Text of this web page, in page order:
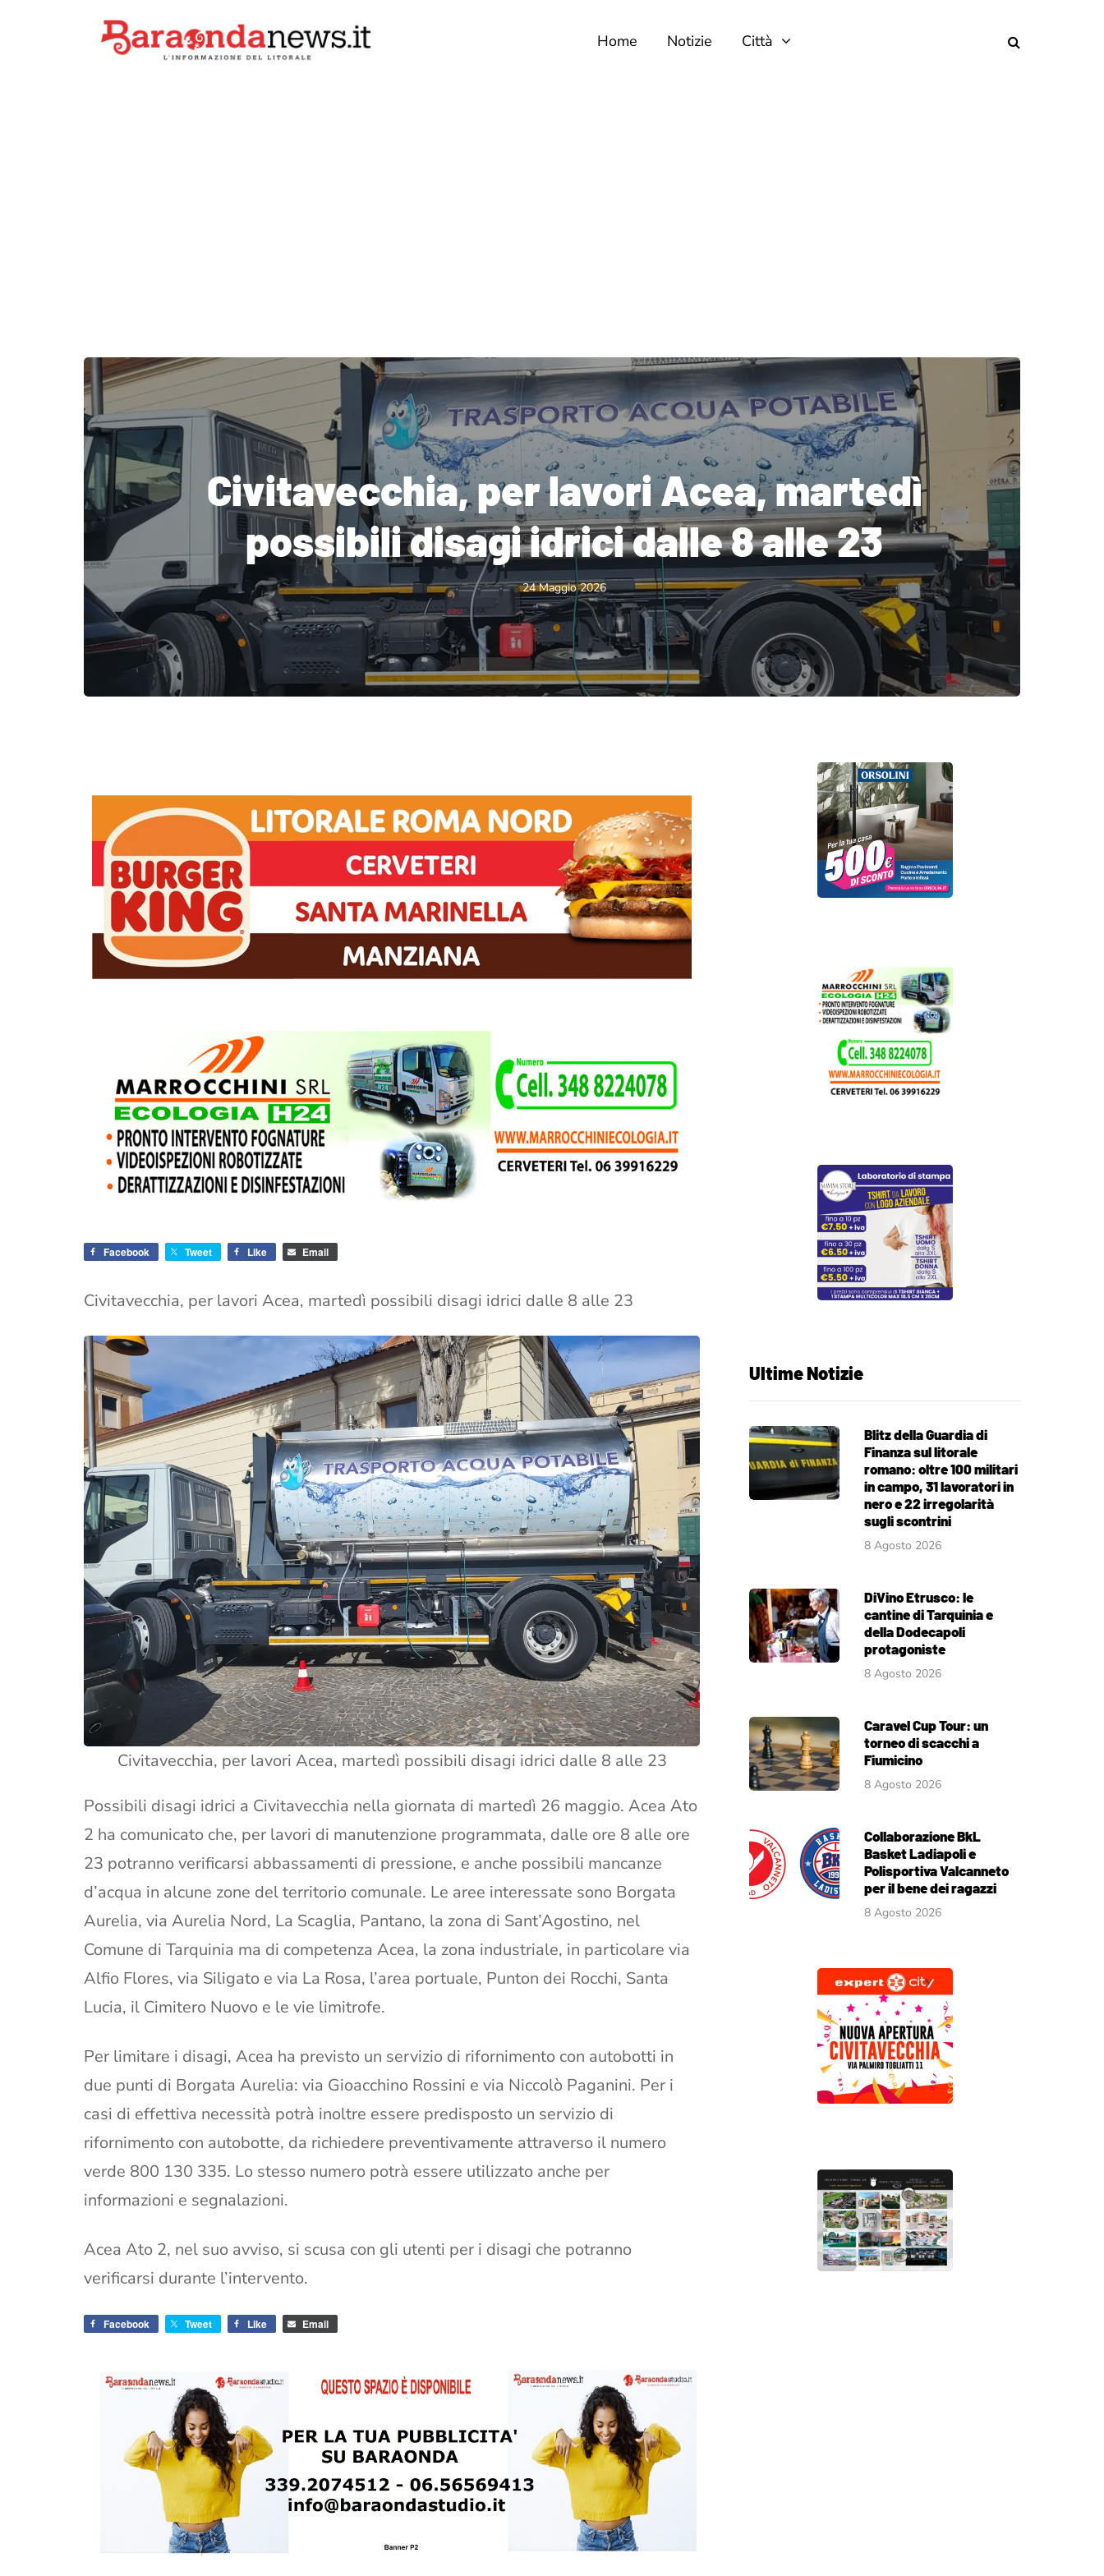
Home Notizie Città
Civitavecchia, per lavori Acea, martedì
possibili disagi idrici dalle 8 alle 23
24 Maggio 2026
Facebook Tweet Like Email
Civitavecchia, per lavori Acea, martedì possibili disagi idrici dalle 8 alle 23
Civitavecchia, per lavori Acea, martedì possibili disagi idrici dalle 8 alle 23
Possibili disagi idrici a Civitavecchia nella giornata di martedì 26 maggio. Acea Ato
2 ha comunicato che, per lavori di manutenzione programmata, dalle ore 8 alle ore
23 potranno verificarsi abbassamenti di pressione, e anche possibili mancanze
d’acqua in alcune zone del territorio comunale. Le aree interessate sono Borgata
Aurelia, via Aurelia Nord, La Scaglia, Pantano, la zona di Sant’Agostino, nel
Comune di Tarquinia ma di competenza Acea, la zona industriale, in particolare via
Alfio Flores, via Siligato e via La Rosa, l’area portuale, Punton dei Rocchi, Santa
Lucia, il Cimitero Nuovo e le vie limitrofe.
Per limitare i disagi, Acea ha previsto un servizio di rifornimento con autobotti in
due punti di Borgata Aurelia: via Gioacchino Rossini e via Niccolò Paganini. Per i
casi di effettiva necessità potrà inoltre essere predisposto un servizio di
rifornimento con autobotte, da richiedere preventivamente attraverso il numero
verde 800 130 335. Lo stesso numero potrà essere utilizzato anche per
informazioni e segnalazioni.
Acea Ato 2, nel suo avviso, si scusa con gli utenti per i disagi che potranno
verificarsi durante l’intervento.
Facebook Tweet Like Email
Ultime Notizie
Blitz della Guardia di
Finanza sul litorale
romano: oltre 100 militari
in campo, 31 lavoratori in
nero e 22 irregolarità
sugli scontrini
8 Agosto 2026
DiVino Etrusco: le
cantine di Tarquinia e
della Dodecapoli
protagoniste
8 Agosto 2026
Caravel Cup Tour: un
torneo di scacchi a
Fiumicino
8 Agosto 2026
Collaborazione BkL
Basket Ladiapoli e
Polisportiva Valcanneto
per il bene dei ragazzi
8 Agosto 2026